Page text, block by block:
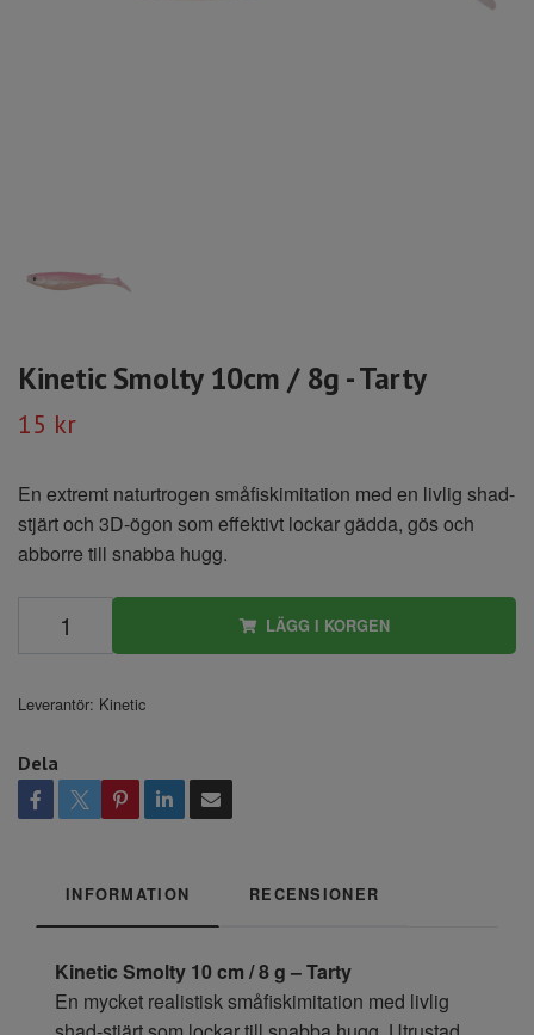
Kinetic Smolty 10cm / 8g - Tarty
15 kr
En extremt naturtrogen småfiskimitation med en livlig shad-
stjärt och 3D-ögon som effektivt lockar gädda, gös och
abborre till snabba hugg.
LÄGG I KORGEN
Leverantör: Kinetic
Dela
INFORMATION RECENSIONER
Kinetic Smolty 10 cm / 8 g – Tarty
En mycket realistisk småfiskimitation med livlig